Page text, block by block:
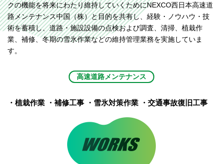
クの機能を将来にわたり維持していくためにNEXCO西日本高速道
路メンテナンス中国（株）と目的を共有し、経験・ノウハウ・技
術を蓄積し、道路・施設設備の点検および調査、清掃、植栽作
業、補修、冬期の雪氷作業などの維持管理業務を実施していま
す。
高速道路メンテナンス
・植栽作業 ・補修工事 ・雪氷対策作業 ・交通事故復旧工事